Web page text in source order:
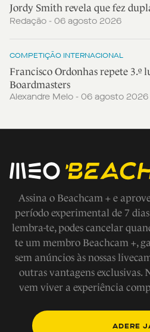
Jordy Smith revela que fez
Redação - 06 agosto 2026
COMPETIÇÃO INTERNACIONAL
Francisco Ordonhas repete 3.º
Boardmasters
Alexandre Melo - 06 agosto 2026
Assina o Beachcam + e
período experimental de 7
lembra-te, podes cancelar
te um membro Beachcam +,
sem anúncios às nossas
outras vantagens exclusivas.
vem viver a experiência
ADERE